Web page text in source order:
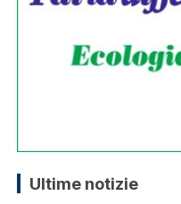
Ultime notizie